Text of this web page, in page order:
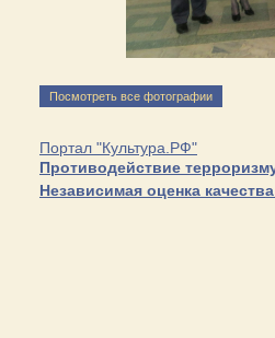
Посмотреть все фотографии
Портал "Культура.РФ"
Противодействие
Независимая оценка